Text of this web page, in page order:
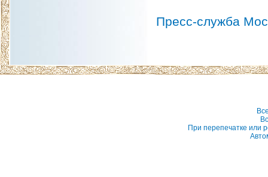
Пресс-служба
При перепечатке или